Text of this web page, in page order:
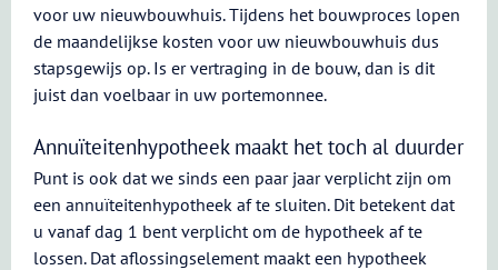
voor uw nieuwbouwhuis. Tijdens het bouwproces lopen
de maandelijkse kosten voor uw nieuwbouwhuis dus
stapsgewijs op. Is er vertraging in de bouw, dan is dit
juist dan voelbaar in uw portemonnee.
Annuïteitenhypotheek maakt het toch al duurder
Punt is ook dat we sinds een paar jaar verplicht zijn om
een annuïteitenhypotheek af te sluiten. Dit betekent dat
u vanaf dag 1 bent verplicht om de hypotheek af te
lossen. Dat aflossingselement maakt een hypotheek